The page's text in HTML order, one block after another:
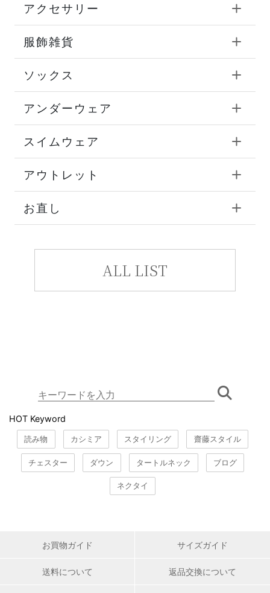
アクセサリー
服飾雑貨
ソックス
アンダーウェア
スイムウェア
アウトレット
お直し
ALL LIST
HOT Keyword
読み物 カシミア スタイリング 齋藤スタイル
チェスター ダウン タートルネック ブログ
ネクタイ
お買物ガイド サイズガイド
送料について 返品交換について